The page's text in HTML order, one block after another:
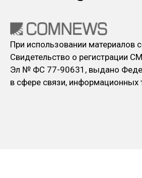
При использовании материалов
Свидетельство о регистрации
Эл № ФC 77-90631, выдано
в сфере связи,